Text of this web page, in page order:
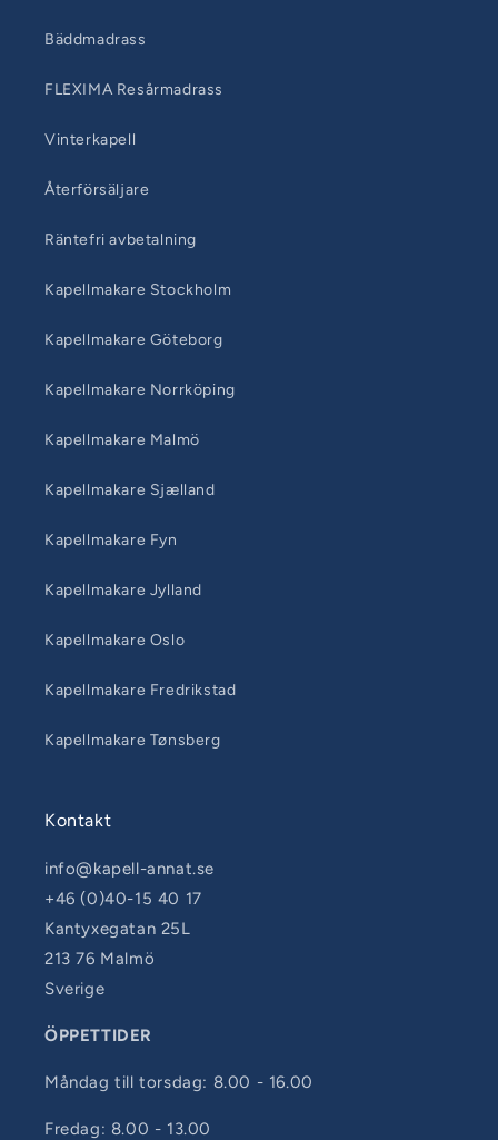
Bäddmadrass
FLEXIMA Resårmadrass
Vinterkapell
Återförsäljare
Räntefri avbetalning
Kapellmakare Stockholm
Kapellmakare Göteborg
Kapellmakare Norrköping
Kapellmakare Malmö
Kapellmakare Sjælland
Kapellmakare Fyn
Kapellmakare Jylland
Kapellmakare Oslo
Kapellmakare Fredrikstad
Kapellmakare Tønsberg
Kontakt
info@kapell-annat.se
+46 (0)40-15 40 17
Kantyxegatan 25L
213 76 Malmö
Sverige
ÖPPETTIDER
Måndag till torsdag: 8.00 - 16.00
Fredag: 8.00 - 13.00